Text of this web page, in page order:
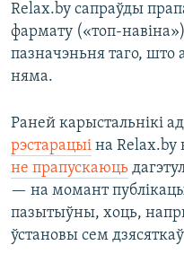
Relax.by сапраўды
фармату («топ-
пазначэньня таго,
няма.
Раней карыстальнікі
рэстарацыі на Relax.by
не прапускаюць
— на момант
пазытыўны, хоць,
ўстановы сем